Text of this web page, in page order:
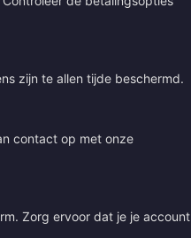
zijn te allen tijde beschermd.
contact op met onze
Zorg ervoor dat je je account